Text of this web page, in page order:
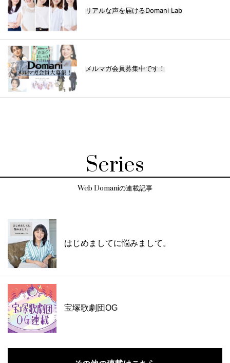
リアルな声を届けるDomani Lab
メルマガ会員募集中です！
Series
Web Domaniの連載記事
はじめましてに悩みまして。
宝塚歌劇団OG